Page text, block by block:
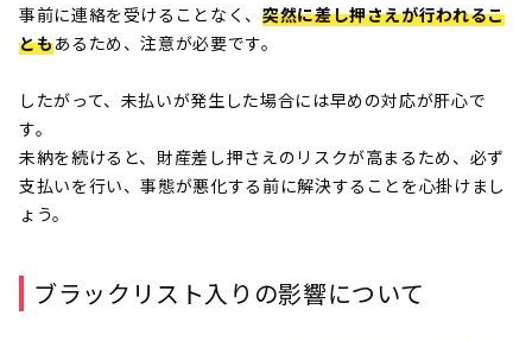
事前に連絡を受けることなく、 突然に差し押さえが行われるこ
ともあるため、注意が必要です。
したがって、未払いが発生した場合には早めの対応が肝心で
す。
未納を続けると、財産差し押さえのリスクが高まるため、必ず
支払いを行い、事態が悪化する前に解決することを心掛けまし
ょう。
ブラックリスト入りの影響について